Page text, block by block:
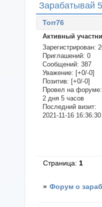
Зарабатывай
Torr76
Активный
Зарегистрирован:
Приглашений: 0
Сообщений: 387
Уважение: [+0/-0]
Позитив: [+0/-0]
Провел на форуме:
2 дня 5 часов
Последний визит:
2021-11-16 16:36:30
Страница:1
» Форум о